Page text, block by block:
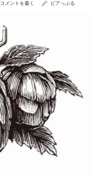
コメントを書く ビアっぷる